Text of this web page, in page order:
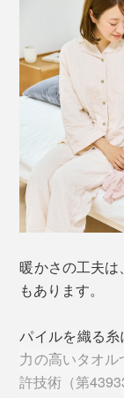
たっぷりとし
構造（第
て、どんな寝姿
はだけやすい
て、冷気が入
暖かさの工夫
もあります。
パイルを織る
力の高いタオ
許技術（第